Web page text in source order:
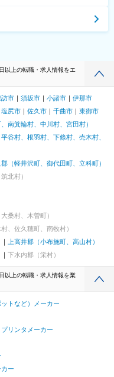
以上の転職・求人情報をエ
訪市 須坂市 小諸市
伊那市
塩尻市 佐久市 千曲市
東御市
南箕輪村、中川村、宮田村）
谷村、根羽村、下條村、売木村、
（軽井沢町、御代田町、立科町）
北村）
桑村、木曽町）
、佐久穂町、南牧村）
上高井郡（小布施町、高山村）
下水内郡（栄村）
以上の転職・求人情報を業
トなど）メーカー
リンタメーカー
ー